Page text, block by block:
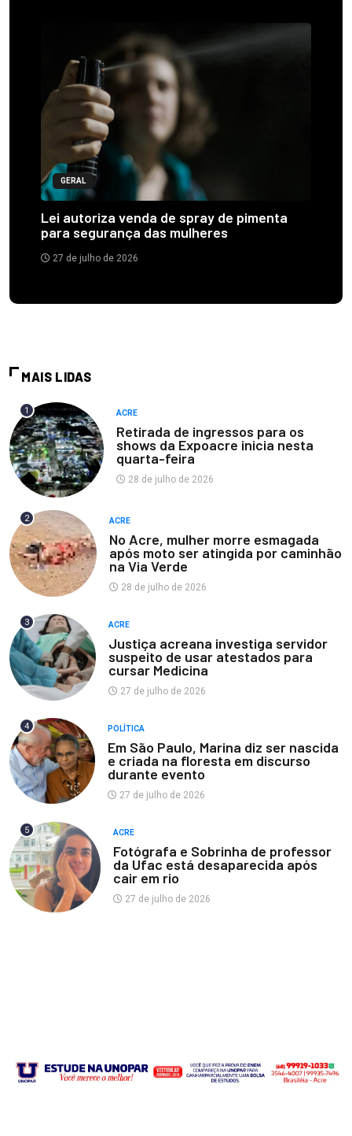
GERAL
Lei autoriza venda de spray de pimenta
para segurança das mulheres
27 de julho de 2026
MAIS LIDAS
1 ACRE
Retirada de ingressos para os
shows da Expoacre inicia nesta
quarta-feira
28 de julho de 2026
2 ACRE
No Acre, mulher morre esmagada
após moto ser atingida por caminhão
na Via Verde
28 de julho de 2026
3 ACRE
Justiça acreana investiga servidor
suspeito de usar atestados para
cursar Medicina
27 de julho de 2026
4 POLÍTICA
Em São Paulo, Marina diz ser nascida
e criada na floresta em discurso
durante evento
27 de julho de 2026
5 ACRE
Fotógrafa e Sobrinha de professor
da Ufac está desaparecida após
cair em rio
27 de julho de 2026